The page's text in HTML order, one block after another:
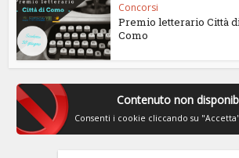
Concorsi
Premio letterario Città
Como
Contenuto non
Consenti i cookie cliccando su